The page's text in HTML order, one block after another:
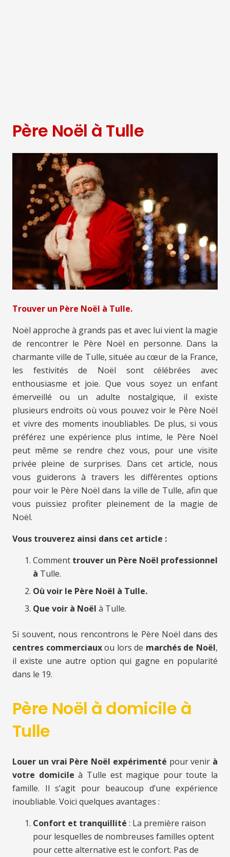
Père Noël à Tulle
Trouver un Père Noël à Tulle.
Noël approche à grands pas et avec lui vient la magie
de rencontrer le Père Noël en personne. Dans la
charmante ville de Tulle, située au cœur de la France,
les festivités de Noël sont célébrées avec
enthousiasme et joie. Que vous soyez un enfant
émerveillé ou un adulte nostalgique, il existe
plusieurs endroits où vous pouvez voir le Père Noël
et vivre des moments inoubliables. De plus, si vous
préférez une expérience plus intime, le Père Noël
peut même se rendre chez vous, pour une visite
privée pleine de surprises. Dans cet article, nous
vous guiderons à travers les différentes options
pour voir le Père Noël dans la ville de Tulle, afin que
vous puissiez profiter pleinement de la magie de
Noël.
Vous trouverez ainsi dans cet article :
Comment trouver un Père Noël professionnel
à Tulle.
Où voir le Père Noël à Tulle.
Que voir à Noël à Tulle.
Si souvent, nous rencontrons le Père Noël dans des
centres commerciauxou lors de marchés de Noël,
il existe une autre option qui gagne en popularité
dans le 19.
Père Noël à domicile à
Tulle
Louer un vrai Père Noël expérimenté pour venir à
votre domicile à Tulle est magique pour toute la
famille. Il s’agit pour beaucoup d’une expérience
inoubliable. Voici quelques avantages :
Confort et tranquillité : La première raison
pour lesquelles de nombreuses familles optent
pour cette alternative est le confort. Pas de